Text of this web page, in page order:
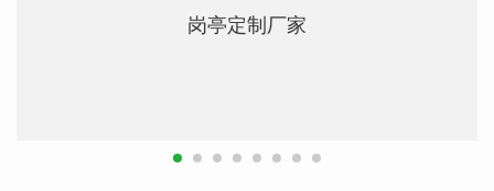
岗亭定制厂家